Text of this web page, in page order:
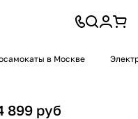
в Москве
899 руб